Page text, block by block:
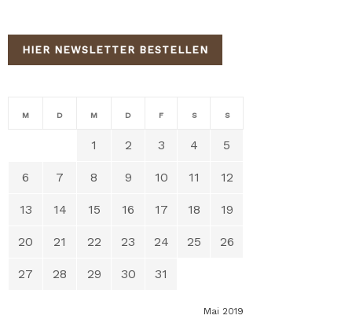
HIER NEWSLETTER BESTELLEN
Mai 2019
M D M D F S S
1 2 3 4 5
6 7 8 9 10 11 12
13 14 15 16 17 18 19
20 21 22 23 24 25 26
27 28 29 30 31